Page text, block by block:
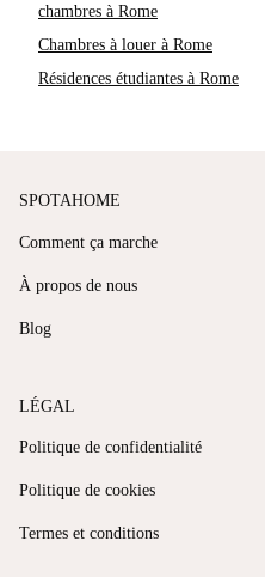
chambres à Rome
Chambres à louer à Rome
Résidences étudiantes à Rome
SPOTAHOME
Comment ça marche
À propos de nous
Blog
LÉGAL
Politique de confidentialité
Politique de cookies
Termes et conditions